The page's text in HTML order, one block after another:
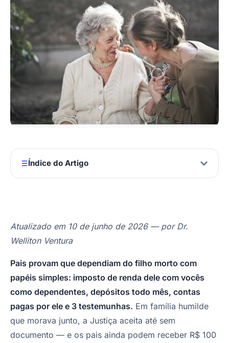
Índice do Artigo
Atualizado em 10 de junho de 2026 — por Dr.
Welliton Ventura
Pais provam que dependiam do filho morto com
papéis simples: imposto de renda dele com vocês
como dependentes, depósitos todo mês, contas
pagas por ele e 3 testemunhas. Em família humilde
que morava junto, a Justiça aceita até sem
documento — e os pais ainda podem receber R$ 100